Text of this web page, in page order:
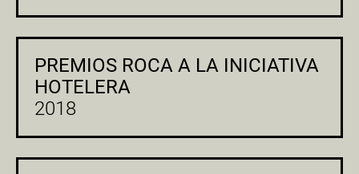
PREMIOS ROCA A LA INICIATIVA
HOTELERA
2018